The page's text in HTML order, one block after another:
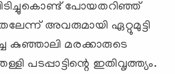
പോയതറിഞ്ഞ്
അവരുമായി ഏറ്റുമുട്ടി
കുഞ്ഞാലി മരക്കാരുടെ
പടപ്പാട്ടിന്റെ ഇതിവൃത്ത്യം.